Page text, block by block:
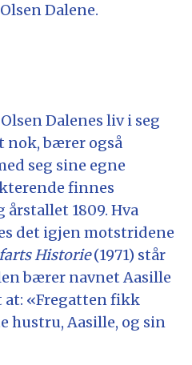
Dalene.
Dalenes liv i seg
nok, bærer også
seg sine egne
finnes
årstallet 1809. Hva
det igjen motstridene
Historie(1971) står
bærer navnet Aasille
at: «Fregatten fikk
hustru, Aasille, og sin